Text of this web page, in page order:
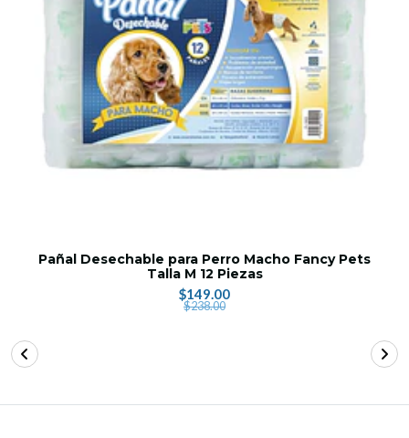
Pañal Desechable para Perro Macho Fancy Pets
Talla M 12 Piezas
$149.00
$238.00